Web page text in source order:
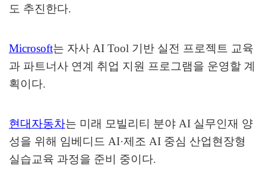
도 추진한다.
Microsoft는 자사 AI Tool 기반 실전 프로젝트 교육
과 파트너사 연계 취업 지원 프로그램을 운영할 계
획이다.
현대자동차는 미래 모빌리티 분야 AI 실무인재 양
성을 위해 임베디드 AI·제조 AI 중심 산업현장형
실습교육 과정을 준비 중이다.